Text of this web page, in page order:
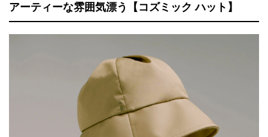
アーティーな雰囲気漂う【コズミック ハット】